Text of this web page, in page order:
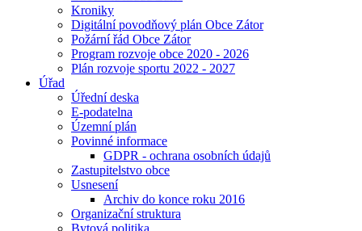
Kroniky
Digitální povodňový plán Obce Zátor
Požární řád Obce Zátor
Program rozvoje obce 2020 - 2026
Plán rozvoje sportu 2022 - 2027
Úřad
Úřední deska
E-podatelna
Územní plán
Povinné informace
GDPR - ochrana osobních údajů
Zastupitelstvo obce
Usnesení
Archiv do konce roku 2016
Organizační struktura
Bytová politika